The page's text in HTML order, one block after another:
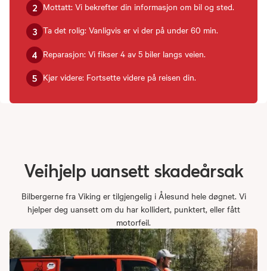
2 Mottatt: Vi bekrefter din informasjon om bil og sted.
3 Ta det rolig: Vanligvis er vi der på under 60 min.
4 Reparasjon: Vi fikser 4 av 5 biler langs veien.
5 Kjør videre: Fortsette videre på reisen din.
Veihjelp uansett skadeårsak
Bilbergerne fra Viking er tilgjengelig i Ålesund hele døgnet. Vi
hjelper deg uansett om du har kollidert, punktert, eller fått
motorfeil.